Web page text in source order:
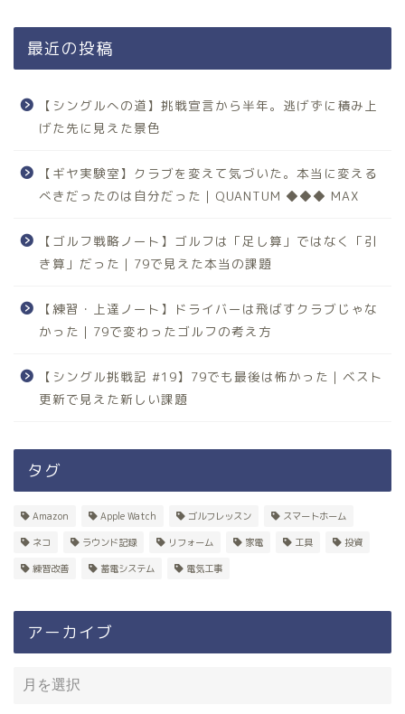
最近の投稿
【シングルへの道】挑戦宣言から半年。逃げずに積み上
げた先に見えた景色
【ギヤ実験室】クラブを変えて気づいた。本当に変える
べきだったのは自分だった｜QUANTUM ◆◆◆ MAX
【ゴルフ戦略ノート】ゴルフは「足し算」ではなく「引
き算」だった｜79で見えた本当の課題
【練習・上達ノート】ドライバーは飛ばすクラブじゃな
かった｜79で変わったゴルフの考え方
【シングル挑戦記 #19】79でも最後は怖かった｜ベスト
更新で見えた新しい課題
タグ
Amazon Apple Watch ゴルフレッスン スマートホーム
ネコ ラウンド記録 リフォーム 家電 工具 投資
練習改善 蓄電システム 電気工事
アーカイブ